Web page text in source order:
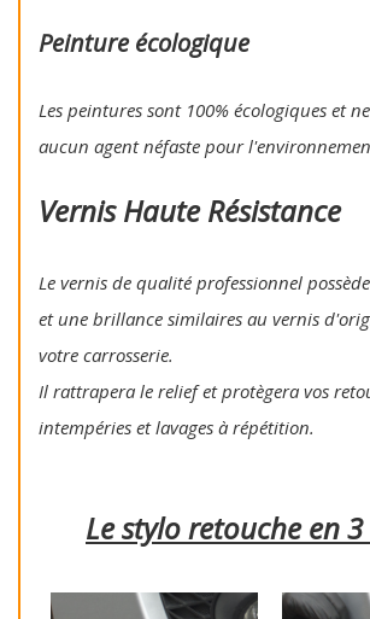
Peinture écologique
Les peintures sont 100% écologiques et
aucun agent néfaste pour
Vernis Haute Résistance
Le vernis de qualité professionnel
et une brillance similaires au vernis
votre carrosserie.
Il rattrapera le relief et protègera vos
intempéries et lavages à répétition.
Le stylo retouche en